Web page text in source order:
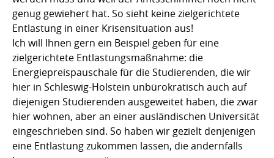
genug gewiehert hat. So sieht keine zielgerichtete
Entlastung in einer Krisensituation aus!
Ich will Ihnen gern ein Beispiel geben für eine
zielgerichtete Entlastungsmaßnahme: die
Energiepreispauschale für die Studierenden, die wir
hier in Schleswig-Holstein unbürokratisch auch auf
diejenigen Studierenden ausgeweitet haben, die zwar
hier wohnen, aber an einer ausländischen Universität
eingeschrieben sind. So haben wir gezielt denjenigen
eine Entlastung zukommen lassen, die andernfalls